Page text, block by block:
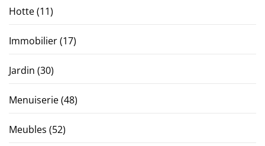
Hotte(11)
Immobilier(17)
Jardin (30)
Menuiserie(48)
Meubles (52)